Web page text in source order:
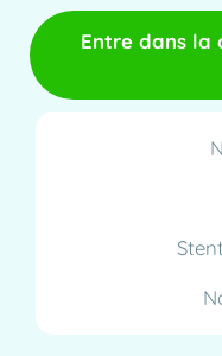
Entre dans la